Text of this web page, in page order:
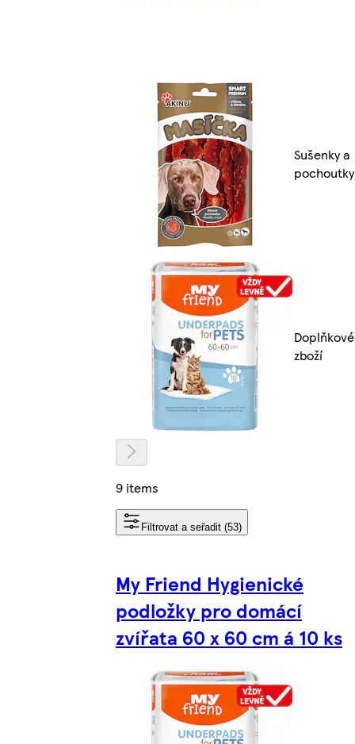
Sušenky a
pochoutky
Doplňkové
zboží
9 items
Filtrovat a seřadit (53)
My Friend Hygienické
podložky pro domácí
zvířata 60 x 60 cm á 10 ks